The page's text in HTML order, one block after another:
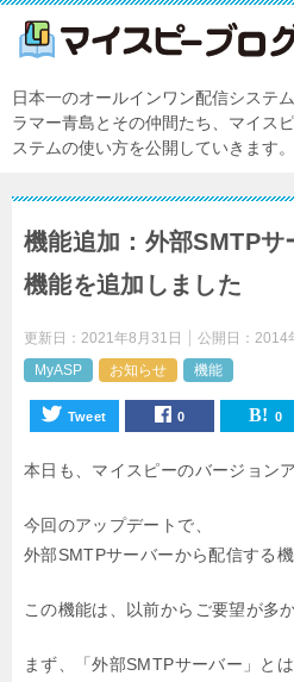
日本一のオールインワン配信システ
ラマー青島とその仲間たち、マイス
ステムの使い方を公開していきます。
機能追加：外部SMTPサ
機能を追加しました
更新日： 2021年8月31日 公開日： 2014
MyASP
お知らせ 機能
Tweet 0 0
本日も、マイスピーのバージョン
今回のアップデートで、
外部SMTPサーバーから配信する
この機能は、以前からご要望が多
まず、「外部SMTPサーバー」とは